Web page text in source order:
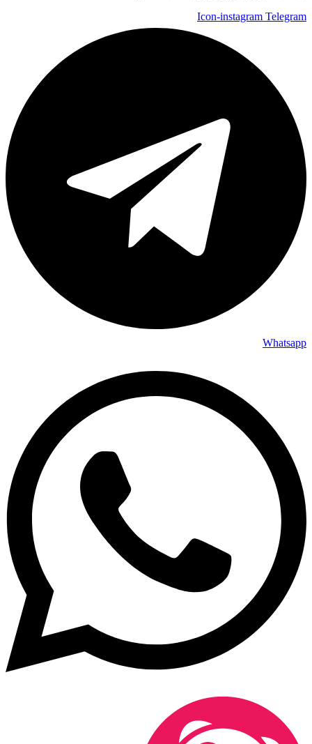
Icon-instagram Telegram
Whatsapp